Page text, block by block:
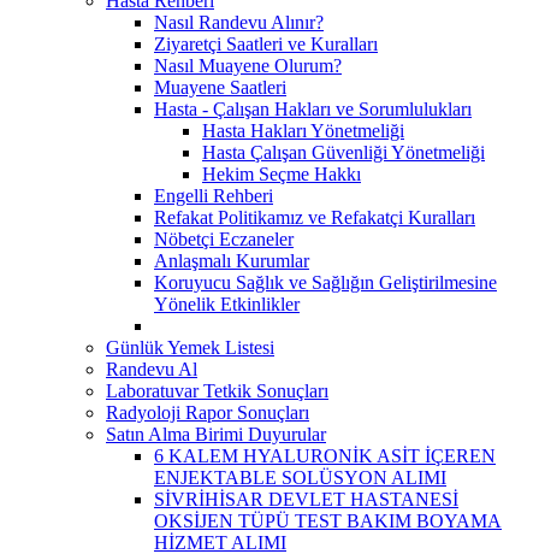
Nasıl Randevu Alınır?
Ziyaretçi Saatleri ve Kuralları
Nasıl Muayene Olurum?
Muayene Saatleri
Hasta - Çalışan Hakları ve Sorumlulukları
Hasta Hakları Yönetmeliği
Hasta Çalışan Güvenliği Yönetmeliği
Hekim Seçme Hakkı
Engelli Rehberi
Refakat Politikamız ve Refakatçi Kuralları
Nöbetçi Eczaneler
Anlaşmalı Kurumlar
Koruyucu Sağlık ve Sağlığın Geliştirilmesine
Yönelik Etkinlikler
Günlük Yemek Listesi
Randevu Al
Laboratuvar Tetkik Sonuçları
Radyoloji Rapor Sonuçları
Satın Alma Birimi Duyurular
6 KALEM HYALURONİK ASİT İÇEREN
ENJEKTABLE SOLÜSYON ALIMI
SİVRİHİSAR DEVLET HASTANESİ
OKSİJEN TÜPÜ TEST BAKIM BOYAMA
HİZMET ALIMI